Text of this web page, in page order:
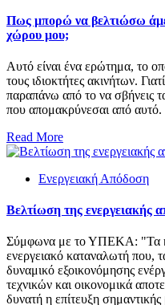
Πως μπορώ να βελτιώσω
χώρου μου;
Αυτό είναι ένα ερώτημα, το
τους ιδιοκτήτες ακινήτων.
παραπάνω από το να σβήνεις
που απομακρύνεσαι από
Read More
Ενεργειακή Απόδοση
Βελτίωση της ενεργειακής
Σύμφωνα με το ΥΠΕΚΑ: "Τα
ενεργειακό καταναλωτή που,
δυναμικό εξοικονόμησης
τεχνικών και οικονομικά
δυνατή η επίτευξη